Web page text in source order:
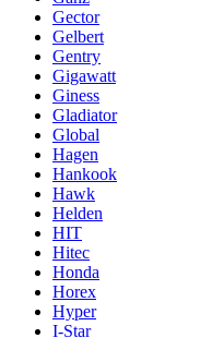
Gector
Gelbert
Gentry
Gigawatt
Giness
Gladiator
Global
Hagen
Hankook
Hawk
Helden
HIT
Hitec
Honda
Horex
Hyper
I-Star